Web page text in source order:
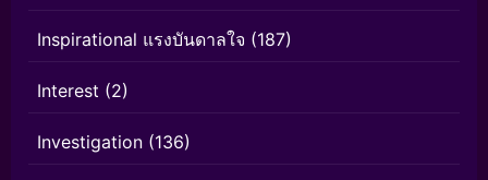
Inspirational แรงบันดาลใจ (187)
Interest (2)
Investigation (136)